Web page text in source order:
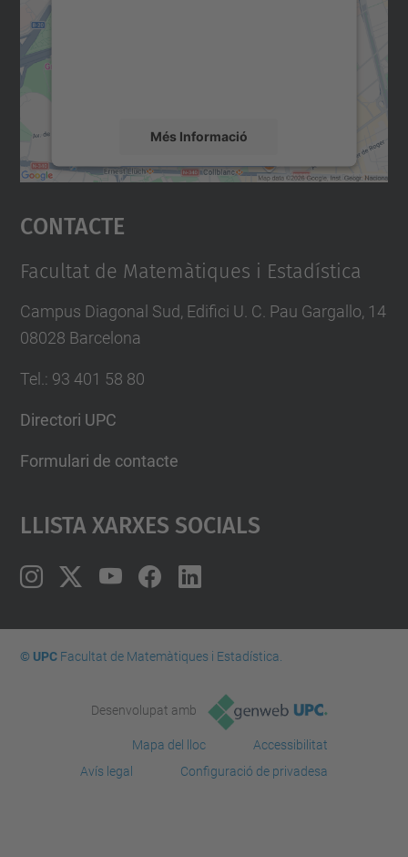
Més Informació
Accepta
powered by
Contacte
Facultat de Matemàtiques i Estadística
Campus Diagonal Sud, Edifici U. C. Pau Gargallo, 14
08028 Barcelona
Tel. : 93 401 58 80
Directori UPC
Formulari de contacte
Llista Xarxes Socials
© UPCFacultat de Matemàtiques i Estadí­stica.
Desenvolupat amb
Mapa del lloc
Accessibilitat
Avís legal
Configuració de privadesa